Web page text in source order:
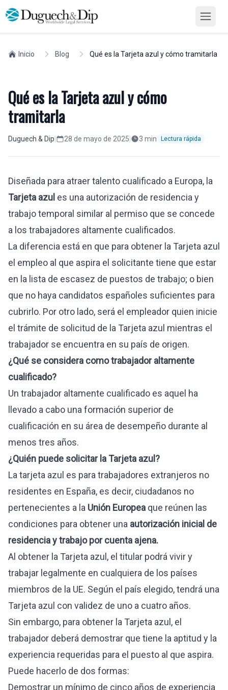
Inicio Blog Qué es la Tarjeta azul y cómo tramitarla
Qué es la Tarjeta azul y cómo
tramitarla
Duguech & Dip 28 de mayo de 2025 3 min Lectura rápida
Diseñada para atraer talento cualificado a Europa, la
Tarjeta azul es una autorización de residencia y
trabajo temporal similar al permiso que se concede
a los trabajadores altamente cualificados.
La diferencia está en que para obtener la Tarjeta azul
el empleo al que aspira el solicitante tiene que estar
en la lista de escasez de puestos de trabajo; o bien
que no haya candidatos españoles suficientes para
cubrirlo. Por otro lado, será el empleador quien inicie
el trámite de solicitud de la Tarjeta azul mientras el
trabajador se encuentra en su país de origen.
¿Qué se considera como trabajador altamente
cualificado?
Un trabajador altamente cualificado es aquel ha
llevado a cabo una formación superior de
cualificación en su área de desempeño durante al
menos tres años.
¿Quién puede solicitar la Tarjeta azul?
La tarjeta azul es para trabajadores extranjeros no
residentes en España, es decir, ciudadanos no
pertenecientes a la Unión Europea que reúnen las
condiciones para obtener una autorización inicial de
residencia y trabajo por cuenta ajena.
Al obtener la Tarjeta azul, el titular podrá vivir y
trabajar legalmente en cualquiera de los países
miembros de la UE. Según el país elegido, tendrá una
Tarjeta azul con validez de uno a cuatro años.
Sin embargo, para obtener la Tarjeta azul, el
trabajador deberá demostrar que tiene la aptitud y la
experiencia requeridas para el puesto al que aspira.
Puede hacerlo de dos formas:
Demostrar un mínimo de cinco años de experiencia